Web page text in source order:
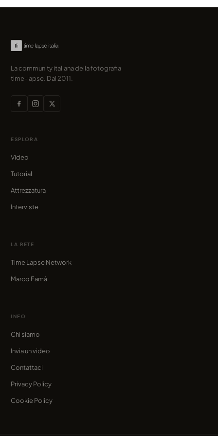
La community italiana della fotografia
time-lapse. Dal 2011.
ESPLORA
Video
Tutorial
Attrezzatura
Interviste
LA RETE
Time Lapse Network
Marco Famà
INFO
Chi siamo
Invia un video
Contattaci
Privacy Policy
Cookie Policy